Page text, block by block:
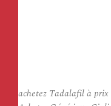
achetez Tadalafil à